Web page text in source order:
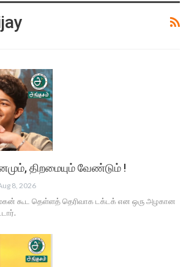
திறமையும் வேண்டும் !
8, 2026
மகன் கூட தெள்ளத் தெரிவாக டக்டக் என ஒரு அழகான